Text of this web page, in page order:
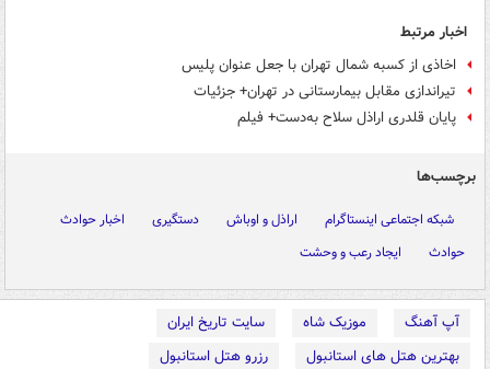
اخبار مرتبط
اخاذی از کسبه شمال تهران با جعل عنوان پلیس
تیراندازی مقابل بیمارستانی در تهران+ جزئیات
پایان قلدری اراذل سلاح به‌دست+ فیلم
برچسب‌ها
شبکه اجتماعی اینستاگرام اراذل و اوباش دستگیری
اخبار حوادث
حوادث
ایجاد رعب و وحشت
آپ آهنگ موزیک شاه
سایت تاریخ ایران
بهترین هتل های استانبول
رزرو هتل استانبول